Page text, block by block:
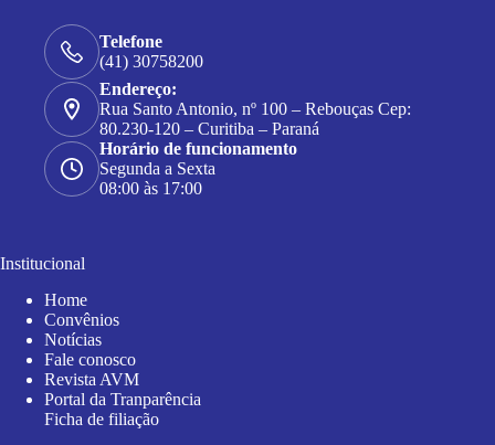
Telefone
(41) 30758200
Endereço:
Rua Santo Antonio, nº 100 – Rebouças Cep:
80.230-120 – Curitiba – Paraná
Horário de funcionamento
Segunda a Sexta
08:00 às 17:00
Institucional
Home
Convênios
Notícias
Fale conosco
Revista AVM
Portal da Tranparência
Ficha de filiação